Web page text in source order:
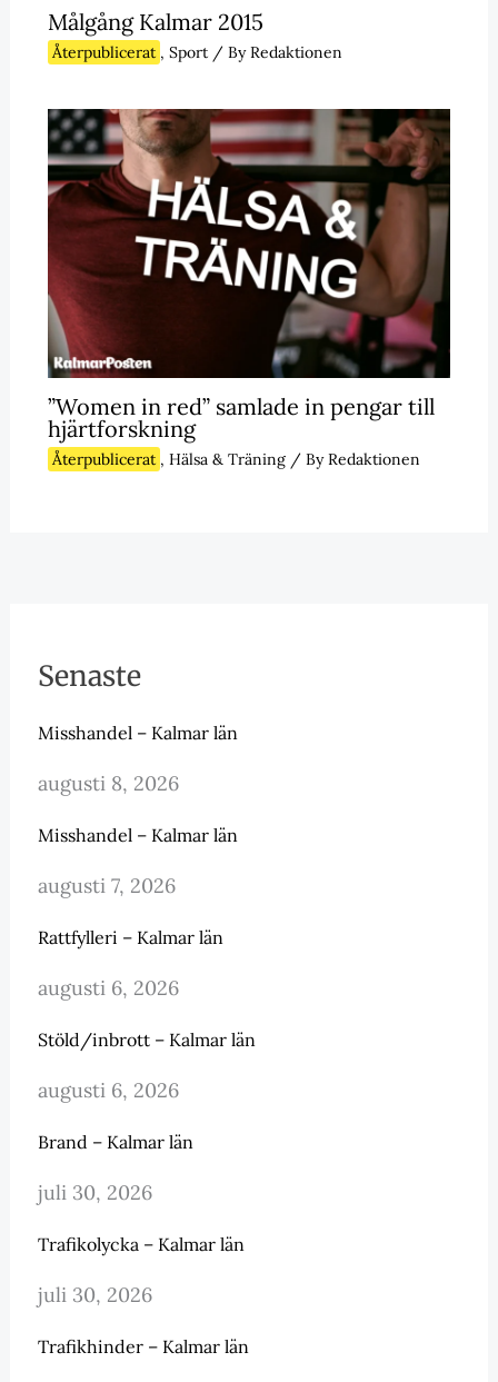
Målgång Kalmar 2015
Återpublicerat , Sport/ ByRedaktionen
”Women in red” samlade in pengar till
hjärtforskning
Återpublicerat , Hälsa & Träning/ ByRedaktionen
Senaste
Misshandel – Kalmar län
augusti 8, 2026
Misshandel – Kalmar län
augusti 7, 2026
Rattfylleri – Kalmar län
augusti 6, 2026
Stöld/inbrott – Kalmar län
augusti 6, 2026
Brand – Kalmar län
juli 30, 2026
Trafikolycka – Kalmar län
juli 30, 2026
Trafikhinder – Kalmar län